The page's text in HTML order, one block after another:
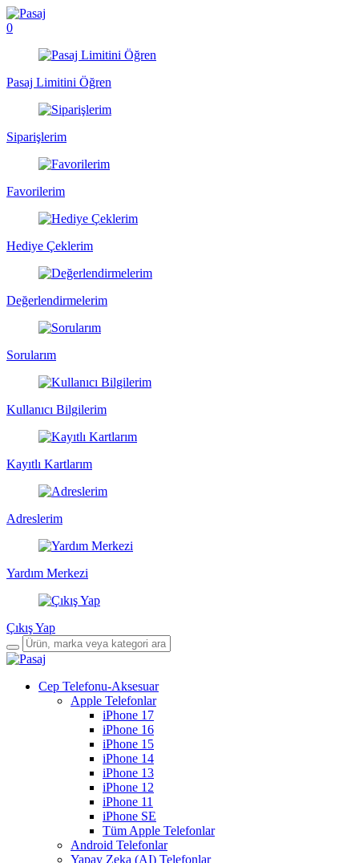
0
Pasaj Limitini Öğren
Siparişlerim
Favorilerim
Hediye Çeklerim
Değerlendirmelerim
Sorularım
Kullanıcı Bilgilerim
Kayıtlı Kartlarım
Adreslerim
Yardım Merkezi
Çıkış Yap
Cep Telefonu-Aksesuar
Apple Telefonlar
iPhone 17
iPhone 16
iPhone 15
iPhone 14
iPhone 13
iPhone 12
iPhone 11
iPhone SE
Tüm Apple Telefonlar
Android Telefonlar
Yapay Zeka (AI) Telefonlar